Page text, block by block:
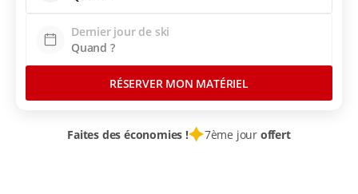
Dernier jour de ski
RÉSERVER MON MATÉRIEL
Faites des économies ! 7ème jour offert